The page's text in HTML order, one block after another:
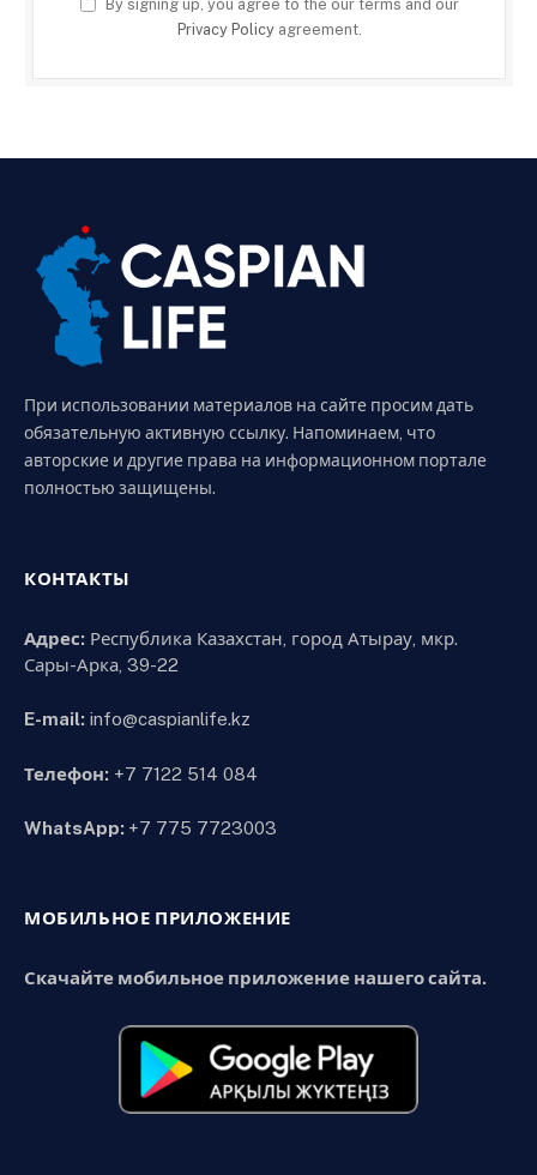
By signing up, you agree to the our terms and our
Privacy Policyagreement.
При использовании материалов на сайте просим дать
обязательную активную ссылку. Напоминаем, что
авторские и другие права на информационном портале
полностью защищены.
КОНТАКТЫ
Адрес: Республика Казахстан, город Атырау, мкр.
Сары-Арка, 39-22
E-mail: info@caspianlife.kz
Телефон: +7 7122 514 084
WhatsApp: +7 775 7723003
МОБИЛЬНОЕ ПРИЛОЖЕНИЕ
Скачайте мобильное приложение нашего сайта.